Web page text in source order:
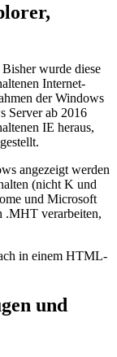
wurde diese
Internet-
der Windows
Server ab 2016
IE heraus,
angezeigt werden
(nicht K und
und Microsoft
.MHT verarbeiten,
in einem HTML-
und